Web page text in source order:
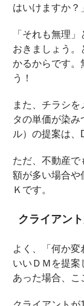
はいけますか？
「それも無理
おきましょう。
かるからです。
う！
また、チラシ
タの単価が染
ル）の提案は、
ただ、不動産で
額が多い場合や
Ｋです。
クライアン
よく、「何か
いいＤＭを提案
あった場合、こ